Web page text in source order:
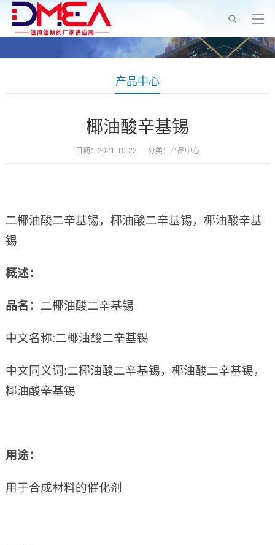
产品中心
椰油酸辛基锡
日期：2021-10-22 分类： 产品中心
二椰油酸二辛基锡，椰油酸二辛基锡，椰油酸辛基
锡
概述：
品名： 二椰油酸二辛基锡
中文名称:二椰油酸二辛基锡
中文同义词:二椰油酸二辛基锡，椰油酸二辛基锡，
椰油酸辛基锡
用途：
用于合成材料的催化剂